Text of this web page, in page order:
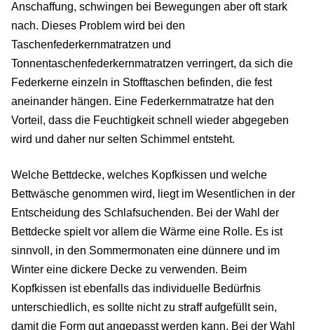
Anschaffung, schwingen bei Bewegungen aber oft stark
nach. Dieses Problem wird bei den
Taschenfederkernmatratzen und
Tonnentaschenfederkernmatratzen verringert, da sich die
Federkerne einzeln in Stofftaschen befinden, die fest
aneinander hängen. Eine Federkernmatratze hat den
Vorteil, dass die Feuchtigkeit schnell wieder abgegeben
wird und daher nur selten Schimmel entsteht.
Welche Bettdecke, welches Kopfkissen und welche
Bettwäsche genommen wird, liegt im Wesentlichen in der
Entscheidung des Schlafsuchenden. Bei der Wahl der
Bettdecke spielt vor allem die Wärme eine Rolle. Es ist
sinnvoll, in den Sommermonaten eine dünnere und im
Winter eine dickere Decke zu verwenden. Beim
Kopfkissen ist ebenfalls das individuelle Bedürfnis
unterschiedlich, es sollte nicht zu straff aufgefüllt sein,
damit die Form gut angepasst werden kann. Bei der Wahl